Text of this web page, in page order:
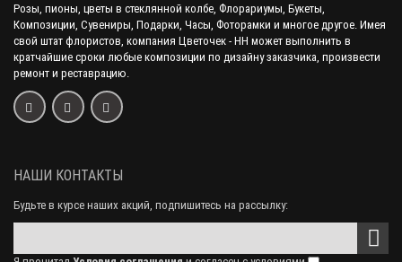
Розы, пионы, цветы в стеклянной колбе, Флорариумы, Букеты,
Композиции, Сувениры, Подарки, Часы, Фоторамки и многое другое. Имея
свой штат флористов, компания Цветочек - НН может выполнить в
кратчайшие сроки любые композиции по дизайну заказчика, произвести
ремонт и реставрацию.
НАШИ КОНТАКТЫ
Будьте в курсе наших акций, подпишитесь на рассылку: